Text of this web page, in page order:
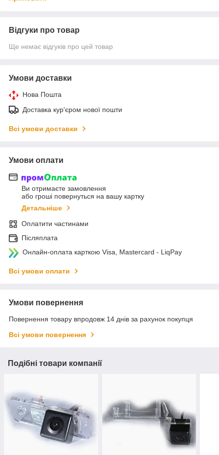
Відгуки про товар
Ще немає відгуків про цей товар
Умови доставки
Нова Пошта
Доставка кур'єром нової пошти
Всі умови доставки
Умови оплати
Ви отримаєте замовлення
або гроші повернуться на вашу картку
Детальніше
Оплатити частинами
Післяплата
Онлайн-оплата карткою Visa, Mastercard - LiqPay
Всі умови оплати
Умови повернення
Повернення товару впродовж 14 днів за рахунок покупця
Всі умови повернення
Подібні товари компанії